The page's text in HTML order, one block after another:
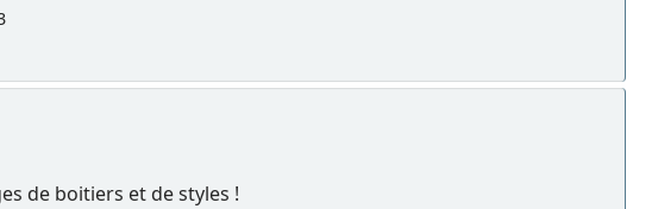
de boitiers et de styles !